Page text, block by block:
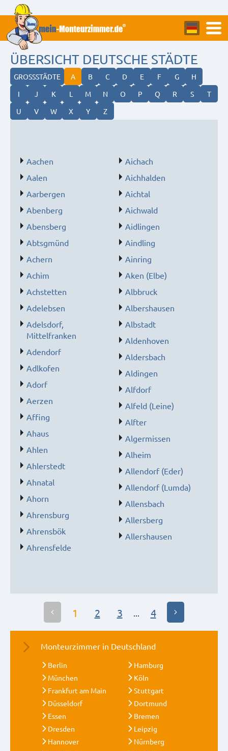
ÜBERSICHT DEUTSCHE STÄDTE
GROSSSTÄDTE A B C D E F G
H
I
J K L M N O P Q R S
T
U
V W X Y Z
Aachen
Aalen
Aarbergen
Abenberg
Abensberg
Abtsgmünd
Achern
Achim
Achstetten
Adelebsen
Adelsdorf,
Mittelfranken
Adendorf
Adlkofen
Adorf
Aerzen
Affing
Ahaus
Ahlen
Ahlerstedt
Ahnatal
Ahorn
Ahrensburg
Ahrensbök
Ahrensfelde
Aichach
Aichhalden
Aichtal
Aichwald
Aidlingen
Aindling
Ainring
Aken (Elbe)
Albbruck
Albershausen
Albstadt
Aldenhoven
Aldersbach
Aldingen
Alfdorf
Alfeld (Leine)
Alfter
Algermissen
Alheim
Allendorf (Eder)
Allendorf (Lumda)
Allensbach
Allersberg
Allershausen
1 2 3 ... 4
Monteurzimmer in Deutschland
Berlin
Hamburg
München
Köln
Frankfurt am Main
Stuttgart
Düsseldorf
Dortmund
Essen
Bremen
Dresden
Leipzig
Hannover
Nürnberg